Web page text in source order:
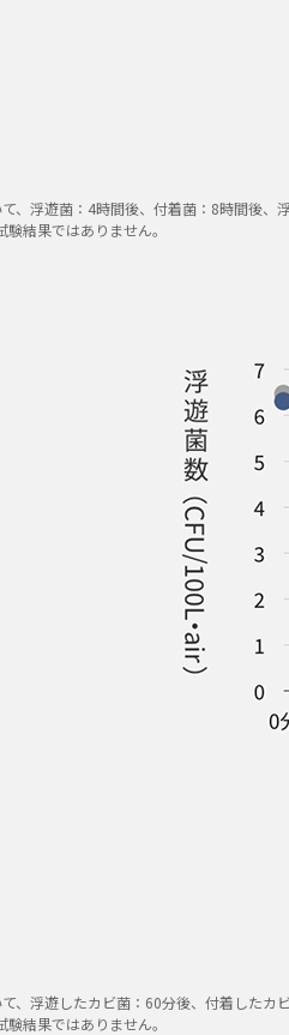
、浮遊菌：4時間後、付着菌：8時間後、
結果ではありません。
、浮遊したカビ菌：60分後、付着したカ
結果ではありません。